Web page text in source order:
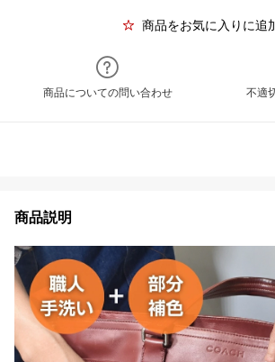
商品をお気に入りに追
商品についての問い合わせ 不適
商品説明